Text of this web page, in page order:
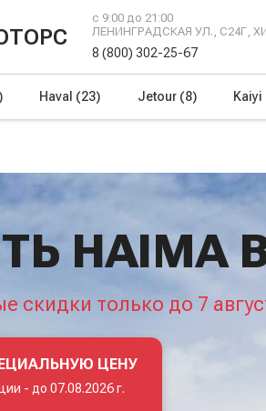
с 9:00 до 21:00
ЛЕНИНГРАДСКАЯ УЛ., С24Г,
8 (800) 302-25-67
Haval (23) Jetour (8) Kaiyi
HAIMA
скидки только до 7
ЦЕНУ
- до 07.08.2026 г.